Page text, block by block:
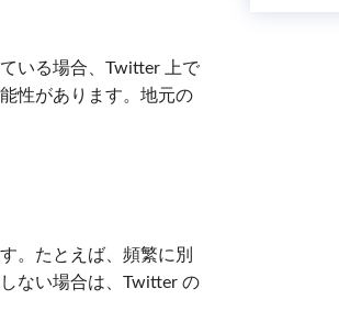
いる場合、Twitter 上で
性があります。地元の
。たとえば、頻繁に別
ない場合は、Twitter の